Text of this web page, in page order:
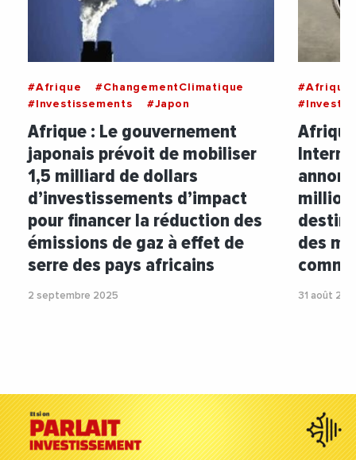
#Afrique
#ChangementClimatique
#Investissements
#Japon
Afrique : Le gouvernement
japonais prévoit de mobiliser
1,5 milliard de dollars
d’investissements d’impact
pour financer la réduction des
émissions de gaz à effet de
serre des pays africains
2 septembre 2025
des
31 août